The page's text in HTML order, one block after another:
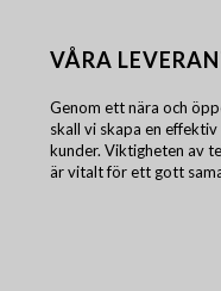
VÅRA
Genom ett nära och
skall vi skapa en
kunder. Viktigheten av
är vitalt för ett gott